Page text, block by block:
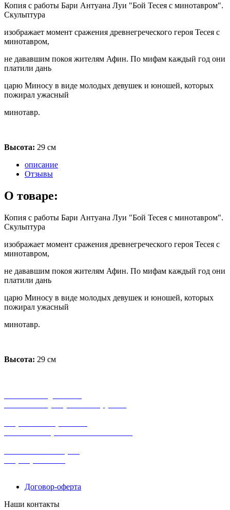
Копия с работы Бари Антуана Луи "Бой Тесея с минотавром".
Скульптура
изображает момент сражения древнегреческого героя Тесея с
минотавром,
не дававшим покоя жителям Афин. По мифам каждый год они
платили дань
царю Миносу в виде молодых девушек и юношей, которых
пожирал ужасный
минотавр.
Высота: 29 см
описание
Отзывы
О товаре:
Копия с работы Бари Антуана Луи "Бой Тесея с минотавром".
Скульптура
изображает момент сражения древнегреческого героя Тесея с
минотавром,
не дававшим покоя жителям Афин. По мифам каждый год они
платили дань
царю Миносу в виде молодых девушек и юношей, которых
пожирал ужасный
минотавр.
Высота: 29 см
Договор-оферта
Наши контакты